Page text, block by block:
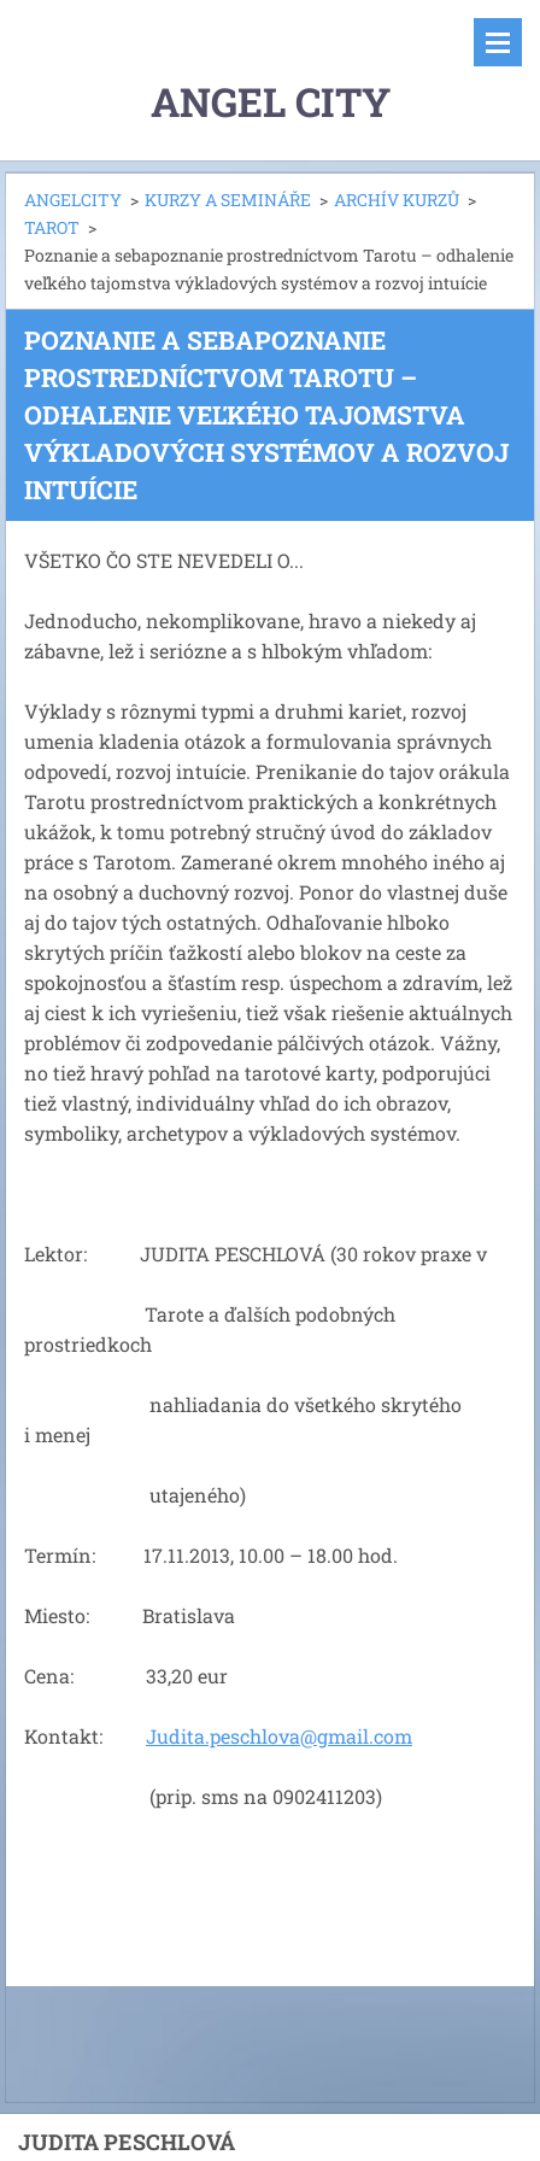
ANGEL CITY
ANGELCITY > KURZY A SEMINÁŘE > ARCHÍV KURZŮ >
TAROT >
Poznanie a sebapoznanie prostredníctvom Tarotu – odhalenie
veľkého tajomstva výkladových systémov a rozvoj intuície
POZNANIE A SEBAPOZNANIE
PROSTREDNÍCTVOM TAROTU –
ODHALENIE VEĽKÉHO TAJOMSTVA
VÝKLADOVÝCH SYSTÉMOV A ROZVOJ
INTUÍCIE
VŠETKO ČO STE NEVEDELI O...
Jednoducho, nekomplikovane, hravo a niekedy aj
zábavne, lež i seriózne a s hlbokým vhľadom:
Výklady s rôznymi typmi a druhmi kariet, rozvoj
umenia kladenia otázok a formulovania správnych
odpovedí, rozvoj intuície. Prenikanie do tajov orákula
Tarotu prostredníctvom praktických a konkrétnych
ukážok, k tomu potrebný stručný úvod do základov
práce s Tarotom. Zamerané okrem mnohého iného aj
na osobný a duchovný rozvoj. Ponor do vlastnej duše
aj do tajov tých ostatných. Odhaľovanie hlboko
skrytých príčin ťažkostí alebo blokov na ceste za
spokojnosťou a šťastím resp. úspechom a zdravím, lež
aj ciest k ich vyriešeniu, tiež však riešenie aktuálnych
problémov či zodpovedanie pálčivých otázok. Vážny,
no tiež hravý pohľad na tarotové karty, podporujúci
tiež vlastný, individuálny vhľad do ich obrazov,
symboliky, archetypov a výkladových systémov.
Lektor: JUDITA PESCHLOVÁ (30 rokov praxe v
Tarote a ďalších podobných
prostriedkoch
nahliadania do všetkého skrytého
i menej
utajeného)
Termín: 17.11.2013, 10.00 – 18.00 hod.
Miesto: Bratislava
Cena: 33,20 eur
Kontakt: Judita.peschlova@gmail.com
(prip. sms na 0902411203)
JUDITA PESCHLOVÁ